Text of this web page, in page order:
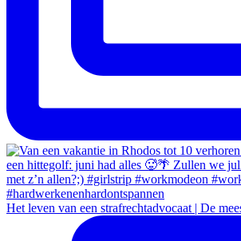
Het leven van een strafrechtadvocaat | De